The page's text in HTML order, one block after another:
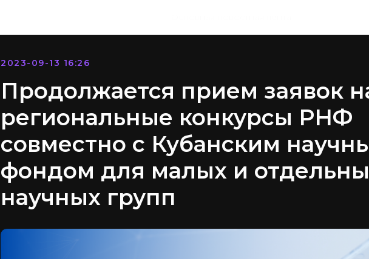
2023-09-13 16:26
Продолжается прием заявок
региональные конкурсы РНФ
совместно с Кубанским
фондом для малых и
научных групп